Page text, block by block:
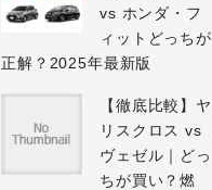
vs ホンダ・フ
ィットどっちが
正解？2025年最新版
【徹底比較】ヤ
リスクロス vs
ヴェゼル｜どっ
ちが買い？燃